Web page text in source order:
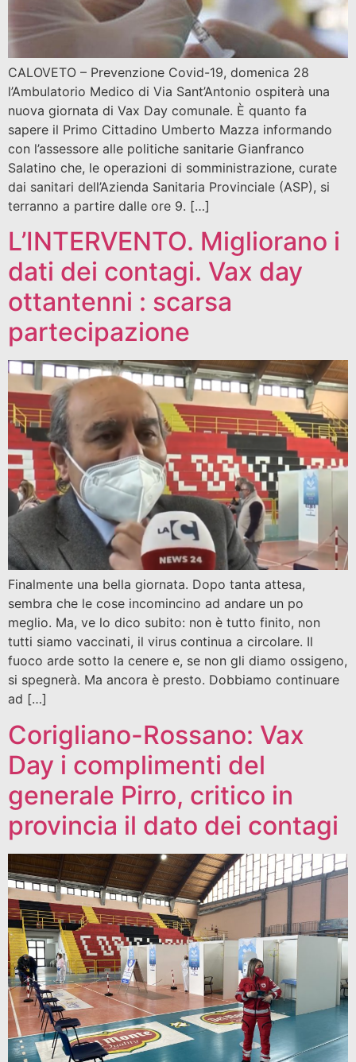
CALOVETO – Prevenzione Covid-19, domenica 28
l’Ambulatorio Medico di Via Sant’Antonio ospiterà una
nuova giornata di Vax Day comunale. È quanto fa
sapere il Primo Cittadino Umberto Mazza informando
con l’assessore alle politiche sanitarie Gianfranco
Salatino che, le operazioni di somministrazione, curate
dai sanitari dell’Azienda Sanitaria Provinciale (ASP), si
terranno a partire dalle ore 9. […]
L’INTERVENTO. Migliorano i
dati dei contagi. Vax day
ottantenni : scarsa
partecipazione
Finalmente una bella giornata. Dopo tanta attesa,
sembra che le cose incomincino ad andare un po
meglio. Ma, ve lo dico subito: non è tutto finito, non
tutti siamo vaccinati, il virus continua a circolare. Il
fuoco arde sotto la cenere e, se non gli diamo ossigeno,
si spegnerà. Ma ancora è presto. Dobbiamo continuare
ad […]
Corigliano-Rossano: Vax
Day i complimenti del
generale Pirro, critico in
provincia il dato dei contagi